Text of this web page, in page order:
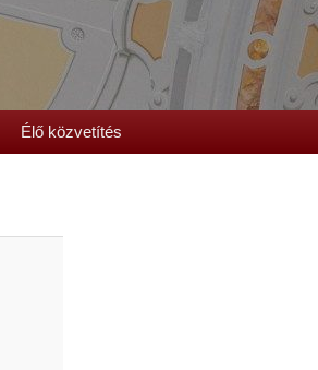
Élő közvetítés